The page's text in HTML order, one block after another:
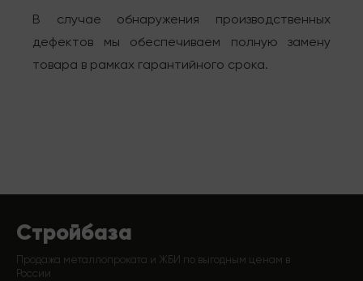
В случае обнаружения производственных
дефектов мы обеспечиваем полную замену
товара в рамках гарантийного срока.
Стройбаза
Продажа металлопроката и ЖБИ по выгодным ценам в
России